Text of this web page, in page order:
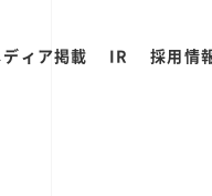
ィア掲載 IR 採用情